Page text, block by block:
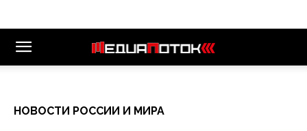
НОВОСТИ РОССИИ И МИРА